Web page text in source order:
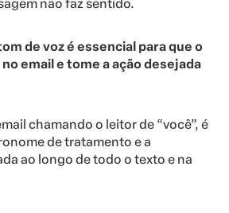
não faz sentido.
de voz é essencial para que o
email e tome a ação desejada
chamando o leitor de “você”, é
de tratamento e a
ao longo de todo o texto e na